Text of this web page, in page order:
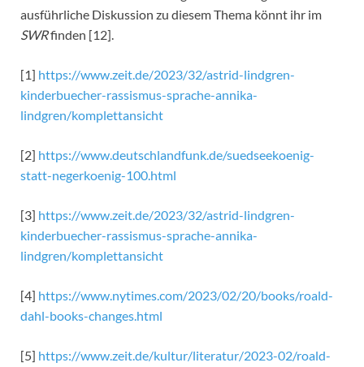
ausführliche Diskussion zu diesem Thema könnt ihr im
SWRfinden [12].
[1] https://www.zeit.de/2023/32/astrid-lindgren-
kinderbuecher-rassismus-sprache-annika-
lindgren/komplettansicht
[2] https://www.deutschlandfunk.de/suedseekoenig-
statt-negerkoenig-100.html
[3] https://www.zeit.de/2023/32/astrid-lindgren-
kinderbuecher-rassismus-sprache-annika-
lindgren/komplettansicht
[4] https://www.nytimes.com/2023/02/20/books/roald-
dahl-books-changes.html
[5] https://www.zeit.de/kultur/literatur/2023-02/roald-